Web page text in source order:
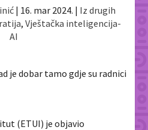
| 16. mar 2024. | Iz drugih
, Vještačka inteligencija-
AI
(ETUI) je objavio